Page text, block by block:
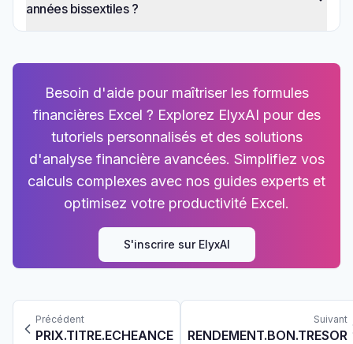
années bissextiles ?
Besoin d'aide pour maîtriser les formules
financières Excel ? Explorez ElyxAI pour des
tutoriels personnalisés et des solutions
d'analyse financière avancées. Simplifiez vos
calculs complexes avec nos guides experts et
optimisez votre productivité Excel.
S'inscrire sur ElyxAI
Précédent
PRIX.TITRE.ECHEANCE
Suivant
RENDEMENT.BON.TRESOR